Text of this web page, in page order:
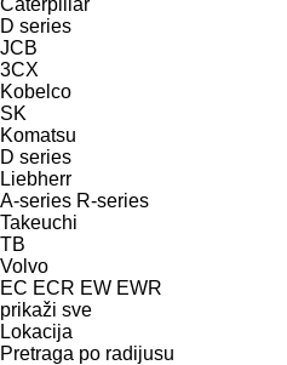
D series
JCB
3CX
Kobelco
SK
Komatsu
D series
Liebherr
A-series R-series
Takeuchi
TB
Volvo
EC ECR EW EWR
prikaži sve
Lokacija
Pretraga po radijusu